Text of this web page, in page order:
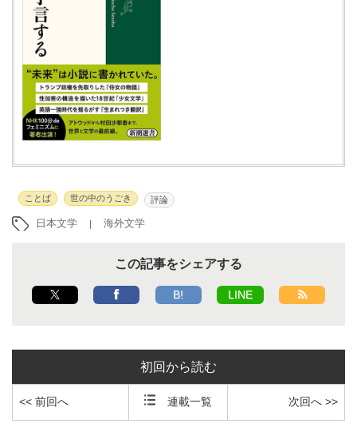
ことば 世の中のうごき 評論
日本文学 海外文学
この記事をシェアする
B! LINE
初回から読む
<< 前回へ 連載一覧 次回へ >>